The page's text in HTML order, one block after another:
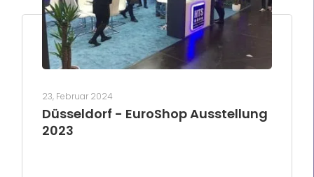
23, Februar 2024
Düsseldorf - EuroShop Ausstellung
2023